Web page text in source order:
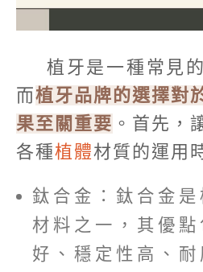
植牙是一種常見
而植牙品牌的選擇對
果至關重要 。首先，
各種植體材質的運用
鈦合金：鈦合金
材料之一，其優
好、穩定性高、耐